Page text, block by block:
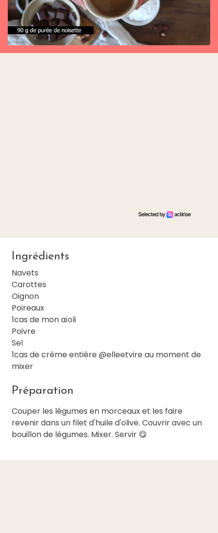
Ingrédients
Navets
Carottes
Oignon
Poireaux
1cas de mon aïoli
Poivre
Sel
1cas de crème entière @elleetvire au moment de
mixer
Préparation
Couper les légumes en morceaux et les faire
revenir dans un filet d'huile d'olive. Couvrir avec un
bouillon de légumes. Mixer. Servir 😋